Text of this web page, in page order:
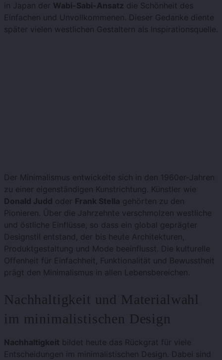
in Japan der Wabi-Sabi-Ansatz die Schönheit des
Einfachen und Unvollkommenen. Dieser Gedanke diente
später vielen westlichen Gestaltern als Inspirationsquelle.
Der Minimalismus entwickelte sich in den 1960er-Jahren
zu einer eigenständigen Kunstrichtung. Künstler wie
Donald Judd oder Frank Stella gehörten zu den
Pionieren. Über die Jahrzehnte verschmolzen westliche
und östliche Einflüsse, so dass ein global geprägter
Designstil entstand, der bis heute Architekturen,
Produktgestaltung und Mode beeinflusst. Die kulturelle
Offenheit für Einfachheit, Funktionalität und Bewusstheit
prägt den Minimalismus in allen Lebensbereichen.
Nachhaltigkeit und Materialwahl
im minimalistischen Design
Nachhaltigkeit bildet heute das Rückgrat für viele
Entscheidungen im minimalistischen Design. Dabei sind